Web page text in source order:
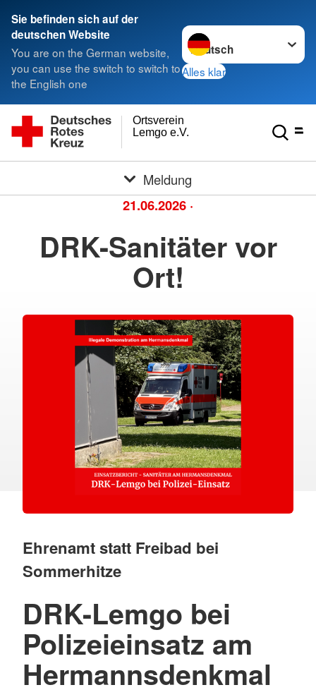
Sie befinden sich auf der
deutschen Website
You are on the German website,
you can use the switch to switch to
the English one
Sprache wechseln zu
Alles klar
Lemgo e.V.
Ortsverein
Meldung
21.06.2026 ·
DRK-Sanitäter vor
Ort!
Ehrenamt statt Freibad bei
Sommerhitze
DRK-Lemgo bei
Polizeieinsatz am
Hermannsdenkmal